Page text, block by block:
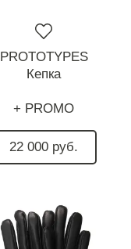
PROTOTYPES
Кепка
+ PROMO
22 000 руб.